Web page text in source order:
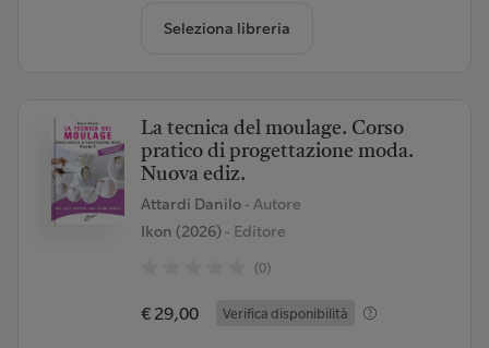
Seleziona libreria
La tecnica del moulage. Corso
pratico di progettazione moda.
Nuova ediz.
Attardi Danilo - Autore
Ikon (2026)- Editore
(0)
€ 29,00 Verifica disponibilità